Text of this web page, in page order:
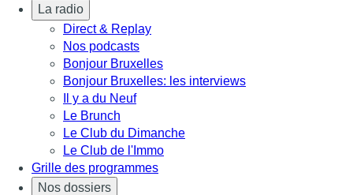
La radio
Direct & Replay
Nos podcasts
Bonjour Bruxelles
Bonjour Bruxelles: les interviews
Il y a du Neuf
Le Brunch
Le Club du Dimanche
Le Club de l'Immo
Grille des programmes
Nos dossiers